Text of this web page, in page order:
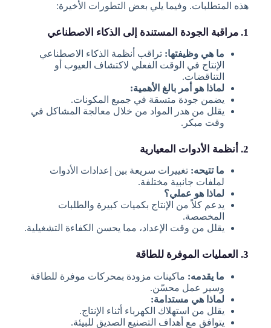
هذه المتطلبات. وفيما يلي بعض التطورات الأخيرة:
1. مراقبة الجودة المستندة إلى الذكاء الاصطناعي
ما هي وظيفتها: تراقب أنظمة الذكاء الاصطناعي
الإنتاج في الوقت الفعلي لاكتشاف العيوب أو
التناقضات.
لماذا هو أمر بالغ الأهمية:
يضمن جودة متسقة في جميع المكونات.
يقلل من هدر المواد من خلال معالجة المشاكل في
وقت مبكر.
2. أنظمة الأدوات المعيارية
ما تتيحه: تغييرات سريعة بين إعدادات الأدوات
لملفات جانبية مختلفة.
لماذا هو عملي؟
يدعم كلاً من الإنتاج بكميات كبيرة والطلبات
المخصصة.
يقلل من وقت الإعداد، مما يحسن الكفاءة التشغيلية.
3. العمليات الموفرة للطاقة
ما يقدمه: ماكينات مزودة بمحركات موفرة للطاقة
وسير عمل محسّن.
لماذا هي مستدامة:
يقلل من استهلاك الكهرباء أثناء الإنتاج.
يتوافق مع أهداف التصنيع الصديق للبيئة.